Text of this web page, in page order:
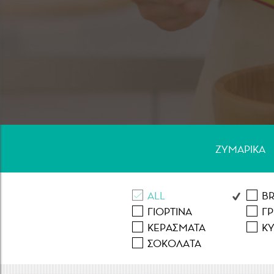
ΖΥΜΑΡΙΚA
ALL
ΓΙΟΡΤΙΝA
ΚΕΡAΣΜΑΤΑ
ΣΟΚΟΛAΤΑ